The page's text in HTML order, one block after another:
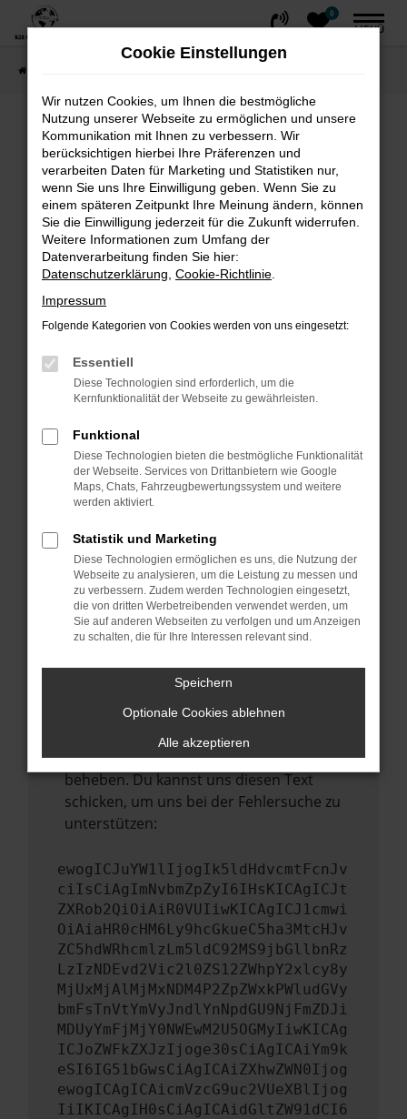
Zum
springen
0
MENÜ
Fehler: Network Error
Beim Laden ist ein Fehler aufgetreten.
Hier sind ein paar Tipps, die dir helfen können:
Überprüfe deine Firewall und deine
Internetverbindung.
Laden andere Webseiten, zum Beispiel
Prüfe deine Browsererweiterungen.
können das Laden bestimmter Seiten
verhindern. Funktioniert die Seite in einem
anderen Browser oder in einem privaten
Fenster?
Starte dein Gerät neu.
Das kann manchmal helfen,
vorübergehende Probleme zu beheben.
Stelle sicher, dass dein Browser und dein
Betriebssystem auf dem neuesten Stand
sind.
Veraltete Software birgt nicht nur ein
Sicherheitsrisiko, sondern kann auch dazu
führen, dass bestimmte Funktionen nicht
mehr unterstützt werden.
Wende dich an den Webseitenbetreiber.
Wenn du alle oben genannten Schritte
versucht hast, kontaktiere uns bitte. Wir
werden versuchen, das Problem zu
beheben. Du kannst uns diesen Text
schicken, um uns bei der Fehlersuche zu
unterstützen:
ewogICJuYW1lIjogIk5ldHdvcmtFcnJv
ciIsCiAgImNvbmZpZyI6IHsKICAgICJt
ZXRob2QiOiAiR0VUIiwKICAgICJ1cmwi
OiAiaHR0cHM6Ly9hcGkueC5ha3MtcHJv
ZC5hdWRhcmlzLm5ldC92MS9jbGllbnRz
LzIzNDEvd2Vic2l0ZS12ZWhpY2xlcy8y
MjUxMjAlMjMxNDM4P2ZpZWxkPWludGVy
bmFsTnVtYmVyJndlYnNpdGU9NjFmZDJi
MDUyYmFjMjY0NWEwM2U5OGMyIiwKICAg
ICJoZWFkZXJzIjoge30sCiAgICAiYm9k
eSI6IG51bGwsCiAgICAiZXhwZWN0Ijog
ewogICAgICAicmVzcG9uc2VUeXBlIjog
IiIKICAgIH0sCiAgICAidGltZW91dCI6
Cookie Einstellungen
Wir nutzen Cookies, um Ihnen die bestmögliche
Nutzung unserer Webseite zu ermöglichen und unsere
Kommunikation mit Ihnen zu verbessern. Wir
berücksichtigen hierbei Ihre Präferenzen und
verarbeiten Daten für Marketing und Statistiken nur,
wenn Sie uns Ihre Einwilligung geben. Wenn Sie zu
einem späteren Zeitpunkt Ihre Meinung ändern, können
Sie die Einwilligung jederzeit für die Zukunft widerrufen.
Weitere Informationen zum Umfang der
Datenverarbeitung finden Sie hier:
Datenschutzerklärung Cookie-Richtlinie
Impressum
Folgende Kategorien von Cookies werden von uns eingesetzt:
Essentiell
Diese Technologien sind erforderlich, um die
Kernfunktionalität der Webseite zu gewährleisten.
Funktional
Diese Technologien bieten die bestmögliche Funktionalität
der Webseite. Services von Drittanbietern wie Google
Maps, Chats, Fahrzeugbewertungssystem und weitere
werden aktiviert.
Statistik und Marketing
Diese Technologien ermöglichen es uns, die Nutzung der
Webseite zu analysieren, um die Leistung zu messen und
zu verbessern. Zudem werden Technologien eingesetzt,
die von dritten Werbetreibenden verwendet werden, um
Sie auf anderen Webseiten zu verfolgen und um Anzeigen
zu schalten, die für Ihre Interessen relevant sind.
Speichern
Optionale Cookies ablehnen
Alle akzeptieren